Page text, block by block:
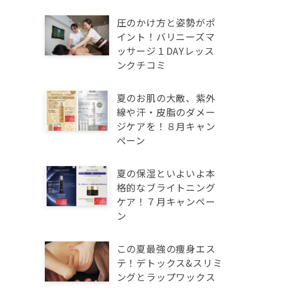
圧のかけ方と姿勢がポ
イント！バリニーズマ
ッサージ１DAYレッス
ンクチコミ
夏のお肌の大敵、紫外
線や汗・皮脂のダメー
ジケアを！８月キャン
ぺーン
夏の保湿といよいよ本
格的なブライトニング
ケア！７月キャンペー
ン
この夏最強の痩身エス
テ！デトックス&スリミ
ングとラップワックス